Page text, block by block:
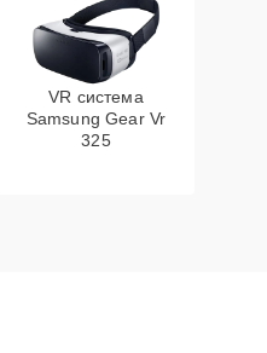
VR система
Samsung Gear Vr
325